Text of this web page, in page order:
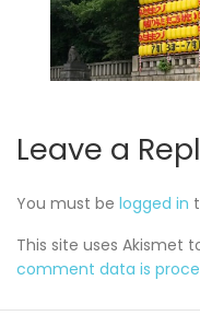
Leave a
You must be logged in
This site uses Akismet
comment data is